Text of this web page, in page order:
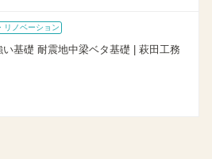
リノベーション
い基礎 耐震地中梁ベタ基礎 | 萩田工務